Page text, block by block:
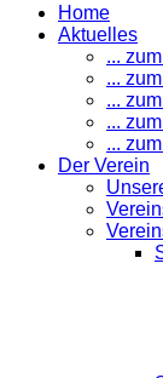
Home
Aktuelles
...
...
...
...
...
Der Verein